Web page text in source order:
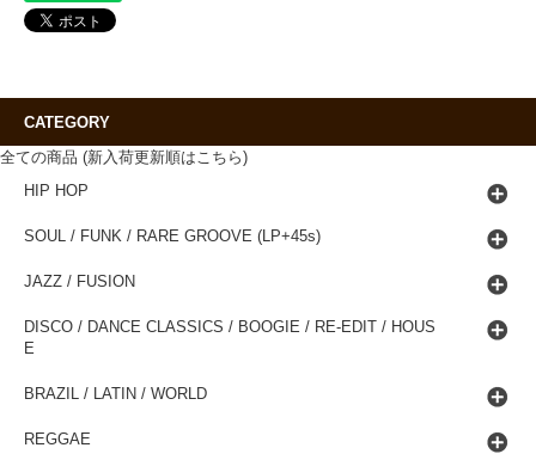
CATEGORY
全ての商品 (新入荷更新順はこちら)
HIP HOP
SOUL / FUNK / RARE GROOVE (LP+45s)
JAZZ / FUSION
DISCO / DANCE CLASSICS / BOOGIE / RE-EDIT / HOUS
E
BRAZIL / LATIN / WORLD
REGGAE